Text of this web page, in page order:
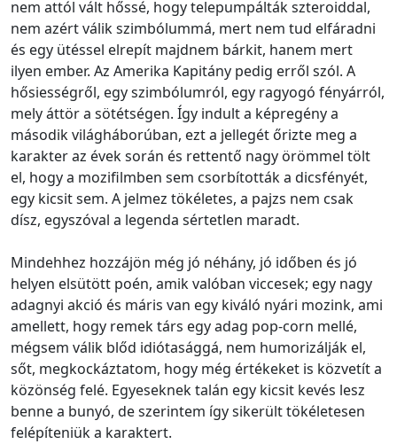
nem attól vált hőssé, hogy telepumpálták szteroiddal,
nem azért válik szimbólummá, mert nem tud elfáradni
és egy ütéssel elrepít majdnem bárkit, hanem mert
ilyen ember. Az Amerika Kapitány pedig erről szól. A
hősiességről, egy szimbólumról, egy ragyogó fényárról,
mely áttör a sötétségen. Így indult a képregény a
második világháborúban, ezt a jellegét őrizte meg a
karakter az évek során és rettentő nagy örömmel tölt
el, hogy a mozifilmben sem csorbították a dicsfényét,
egy kicsit sem. A jelmez tökéletes, a pajzs nem csak
dísz, egyszóval a legenda sértetlen maradt.
Mindehhez hozzájön még jó néhány, jó időben és jó
helyen elsütött poén, amik valóban viccesek; egy nagy
adagnyi akció és máris van egy kiváló nyári mozink, ami
amellett, hogy remek társ egy adag pop-corn mellé,
mégsem válik blőd idiótasággá, nem humorizálják el,
sőt, megkockáztatom, hogy még értékeket is közvetít a
közönség felé. Egyeseknek talán egy kicsit kevés lesz
benne a bunyó, de szerintem így sikerült tökéletesen
felépíteniük a karaktert.